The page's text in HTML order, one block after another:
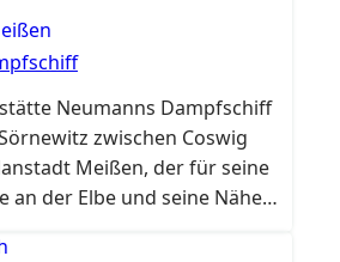
Neumanns Dampfschiff
zwischen Coswig
Meißen, der für seine
an der Elbe und seine Nähe
Altstadt von Meißen bekannt